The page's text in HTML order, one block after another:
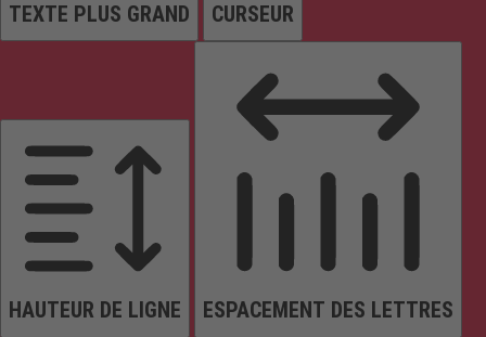
TEXTE PLUS GRAND CURSEUR
HAUTEUR DE LIGNE ESPACEMENT DES LETTRES